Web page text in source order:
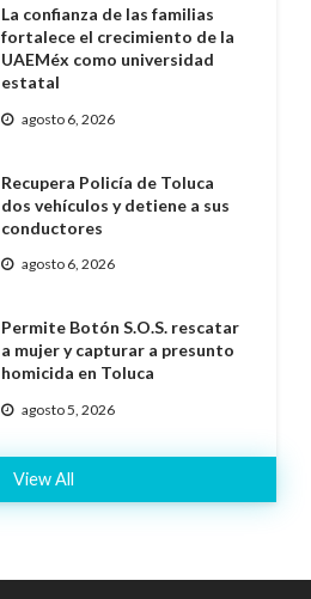
La confianza de las familias
fortalece el crecimiento de la
UAEMéx como universidad
estatal
agosto 6, 2026
Recupera Policía de Toluca
dos vehículos y detiene a sus
conductores
agosto 6, 2026
Permite Botón S.O.S. rescatar
a mujer y capturar a presunto
homicida en Toluca
agosto 5, 2026
View All